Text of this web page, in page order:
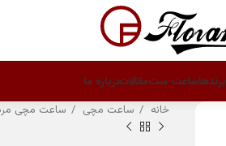
برندهاساعت ستمقالاتدرباره ما
خانه ساعت مچی ساعت مچی